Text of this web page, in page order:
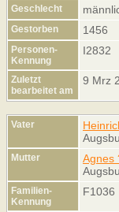
Geschlecht
Gestorben 1456
Personen-
Kennung
I2832
Zuletzt
bearbeitet am
9 Mrz
Vater
Mutter Agnes
Familien-
Kennung
F1036